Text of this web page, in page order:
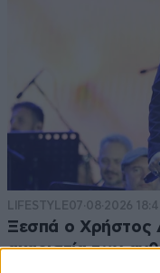
οχι ασυλιες στην
Απαντήστε
εδω
την ασυλια των
μαυρου
Απαντήστε
LIFESTYLE07·08·2026
Ξεσπά ο Χρήστος
αχαριστία των